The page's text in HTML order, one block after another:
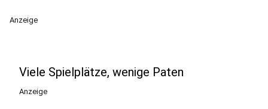
Anzeige
Viele Spielplätze, wenige Paten
Anzeige